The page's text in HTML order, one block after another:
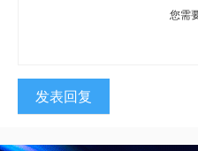
您需
发表回复